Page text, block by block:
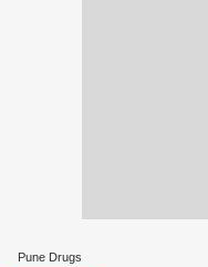
Pune Drugs